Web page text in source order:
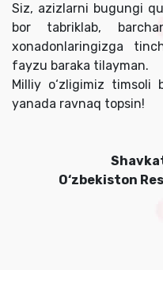
Siz, azizlarni bugungi
bor tabriklab,
xonadonlaringizga
fayzu baraka tilayman.
Milliy o‘zligimiz timsoli
yanada ravnaq topsin!
O‘zbekiston